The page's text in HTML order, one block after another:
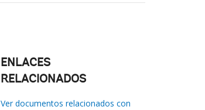
ENLACES
RELACIONADOS
Ver documentos relacionados con